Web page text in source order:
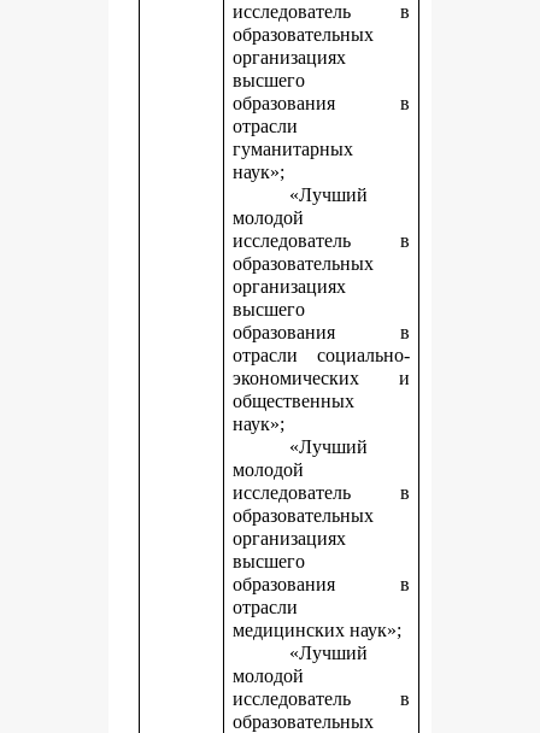
исследователь в
образовательных
организациях
высшего
образования в
отрасли
гуманитарных
наук»;
«Лучший
молодой
исследователь в
образовательных
организациях
высшего
образования в
отрасли социально-
экономических и
общественных
наук»;
«Лучший
молодой
исследователь в
образовательных
организациях
высшего
образования в
отрасли
медицинских наук»;
«Лучший
молодой
исследователь в
образовательных